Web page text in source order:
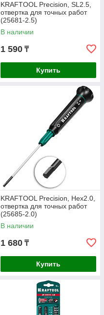
KRAFTOOL Precision, SL2.5,
отвертка для точных работ
(25681-2.5)
В наличии
1 590 ₸
Купить
KRAFTOOL Precision, Hex2.0,
отвертка для точных работ
(25685-2.0)
В наличии
1 680 ₸
Купить